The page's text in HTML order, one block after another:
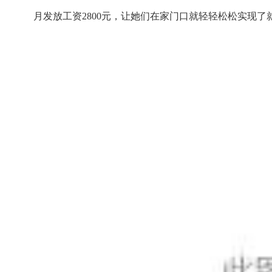
月发放工资2800元，让她们在家门口就轻轻松松实现了